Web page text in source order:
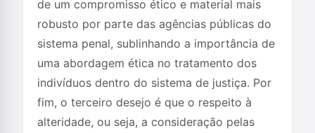
de um compromisso ético e material mais
robusto por parte das agências públicas do
sistema penal, sublinhando a importância de
uma abordagem ética no tratamento dos
indivíduos dentro do sistema de justiça. Por
fim, o terceiro desejo é que o respeito à
alteridade, ou seja, a consideração pelas